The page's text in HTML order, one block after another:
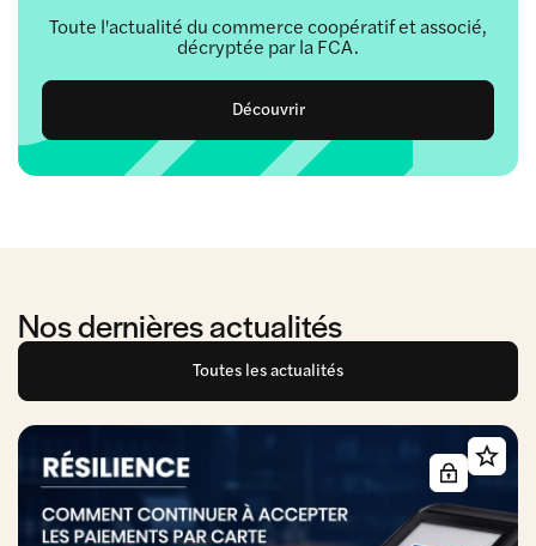
Toute l'actualité du commerce coopératif et associé,
décryptée par la FCA.
Découvrir
Nos dernières actualités
Toutes les actualités